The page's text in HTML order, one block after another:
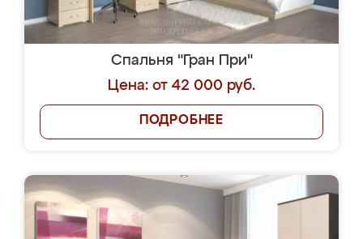
Спальня "Гран При"
Цена: от 42 000 руб.
ПОДРОБНЕЕ